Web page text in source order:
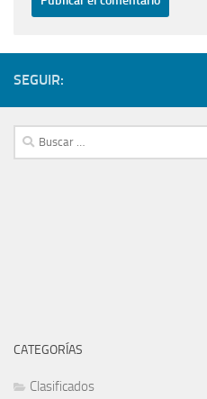
SEGUIR:
Buscar:
CATEGORÍAS
Clasificados